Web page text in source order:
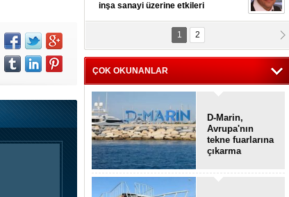
inşa sanayi üzerine etkileri
Kpt. MESUT AZMİ GÖKSOY
ithafen...
1 2
ÇOK OKUNANLAR
D-Marin,
Avrupa'nın
tekne fuarlarına
çıkarma